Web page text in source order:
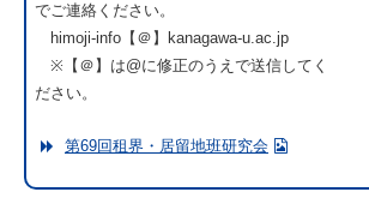
でご連絡ください。
himoji-info【＠】kanagawa-u.ac.jp
※【＠】は@に修正のうえで送信してく
ださい。
第69回租界・居留地班研究会